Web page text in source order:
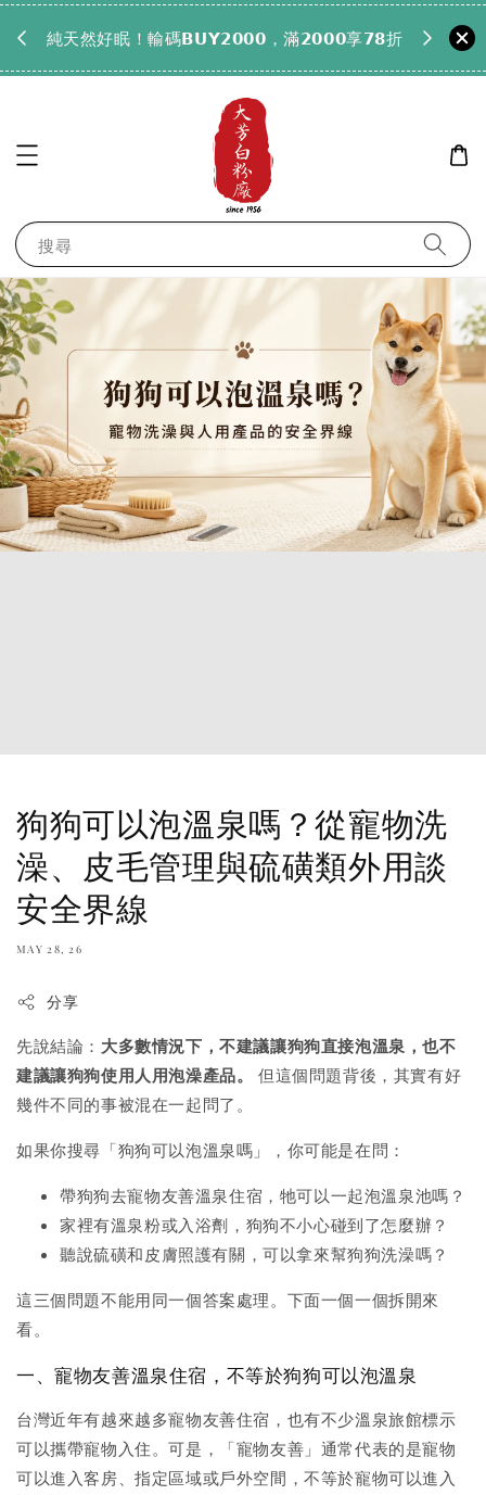
純天然好眠！輸碼𝗕𝗨𝗬𝟮𝟬𝟬𝟬，滿𝟮𝟬𝟬𝟬享𝟳𝟴折
搜尋
狗狗可以泡溫泉嗎？從寵物洗
澡、皮毛管理與硫磺類外用談
安全界線
MAY 28, 26
分享
先說結論： 大多數情況下，不建議讓狗狗直接泡溫泉，也不
建議讓狗狗使用人用泡澡產品。
但這個問題背後，其實有好
幾件不同的事被混在一起問了。
如果你搜尋「狗狗可以泡溫泉嗎」，你可能是在問：
帶狗狗去寵物友善溫泉住宿，牠可以一起泡溫泉池嗎？
家裡有溫泉粉或入浴劑，狗狗不小心碰到了怎麼辦？
聽說硫磺和皮膚照護有關，可以拿來幫狗狗洗澡嗎？
這三個問題不能用同一個答案處理。下面一個一個拆開來
看。
一、寵物友善溫泉住宿，不等於狗狗可以泡溫泉
台灣近年有越來越多寵物友善住宿，也有不少溫泉旅館標示
可以攜帶寵物入住。可是，「寵物友善」通常代表的是寵物
可以進入客房、指定區域或戶外空間，不等於寵物可以進入